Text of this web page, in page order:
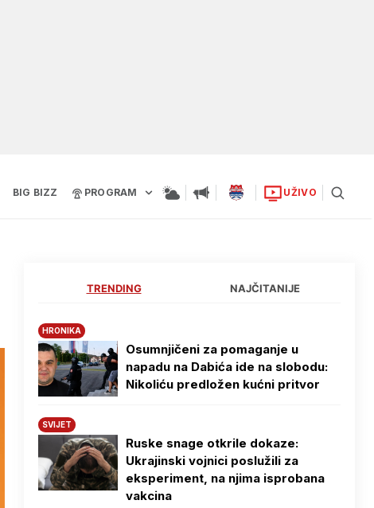
BIG BIZZ PROGRAM UŽIVO
TRENDING NAJČITANIJE
HRONIKA
Osumnjičeni za pomaganje u
napadu na Dabića ide na slobodu:
Nikoliću predložen kućni pritvor
SVIJET
Ruske snage otkrile dokaze:
Ukrajinski vojnici poslužili za
eksperiment, na njima isprobana
vakcina